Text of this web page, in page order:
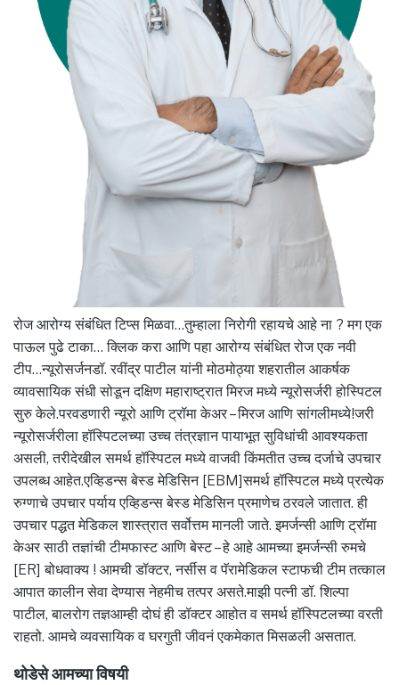
रोज आरोग्य संबंधित टिप्स मिळवा…तुम्हाला निरोगी रहायचे आहे ना ? मग एक
पाऊल पुढे टाका… क्लिक करा आणि पहा आरोग्य संबंधित रोज एक नवी
टीप…न्यूरोसर्जनडॉ. रवींद्र पाटील यांनी मोठमोठ्या शहरातील आकर्षक
व्यावसायिक संधी सोडून दक्षिण महाराष्ट्रात मिरज मध्ये न्यूरोसर्जरी होस्पिटल
सुरु केले.परवडणारी न्यूरो आणि ट्रॉमा केअर – मिरज आणि सांगलीमध्ये!जरी
न्यूरोसर्जरीला हॉस्पिटलच्या उच्च तंत्रज्ञान पायाभूत सुविधांची आवश्यकता
असली, तरीदेखील समर्थ हॉस्पिटल मध्ये वाजवी किंमतीत उच्च दर्जाचे उपचार
उपलब्ध आहेत.एव्हिडन्स बेस्ड मेडिसिन [EBM]समर्थ हॉस्पिटल मध्ये प्रत्येक
रुग्णाचे उपचार पर्याय एव्हिडन्स बेस्ड मेडिसिन प्रमाणेच ठरवले जातात. ही
उपचार पद्धत मेडिकल शास्त्रात सर्वोत्तम मानली जाते. इमर्जन्सी आणि ट्रॉमा
केअर साठी तज्ञांची टीमफास्ट आणि बेस्ट – हे आहे आमच्या इमर्जन्सी रुमचे
[ER] बोधवाक्य ! आमची डॉक्टर, नर्सीस व पॅरामेडिकल स्टाफची टीम तत्काल
आपात कालीन सेवा देण्यास नेहमीच तत्पर असते.माझी पत्नी डॉ. शिल्पा
पाटील, बालरोग तज्ञआम्ही दोघं ही डॉक्टर आहोत व समर्थ हॉस्पिटलच्या वरती
राहतो. आमचे व्यवसायिक व घरगुती जीवनं एकमेकात मिसळली असतात.
थोडेसे आमच्या विषयी